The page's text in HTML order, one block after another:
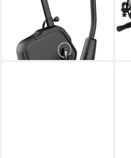
lieferbar - in 5-6 Werktagen bei dir